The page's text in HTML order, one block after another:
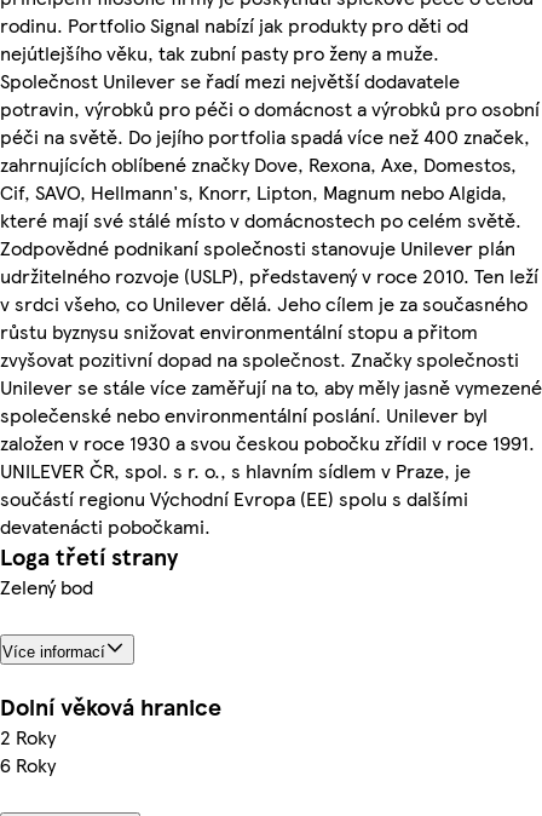
rodinu. Portfolio Signal nabízí jak produkty pro děti od
nejútlejšího věku, tak zubní pasty pro ženy a muže.
Společnost Unilever se řadí mezi největší dodavatele
potravin, výrobků pro péči o domácnost a výrobků pro osobní
péči na světě. Do jejího portfolia spadá více než 400 značek,
zahrnujících oblíbené značky Dove, Rexona, Axe, Domestos,
Cif, SAVO, Hellmann's, Knorr, Lipton, Magnum nebo Algida,
které mají své stálé místo v domácnostech po celém světě.
Zodpovědné podnikaní společnosti stanovuje Unilever plán
udržitelného rozvoje (USLP), představený v roce 2010. Ten leží
v srdci všeho, co Unilever dělá. Jeho cílem je za současného
růstu byznysu snižovat environmentální stopu a přitom
zvyšovat pozitivní dopad na společnost. Značky společnosti
Unilever se stále více zaměřují na to, aby měly jasně vymezené
společenské nebo environmentální poslání. Unilever byl
založen v roce 1930 a svou českou pobočku zřídil v roce 1991.
UNILEVER ČR, spol. s r. o., s hlavním sídlem v Praze, je
součástí regionu Východní Evropa (EE) spolu s dalšími
devatenácti pobočkami.
Loga třetí strany
Zelený bod
Více informací
Dolní věková hranice
2 Roky
6 Roky